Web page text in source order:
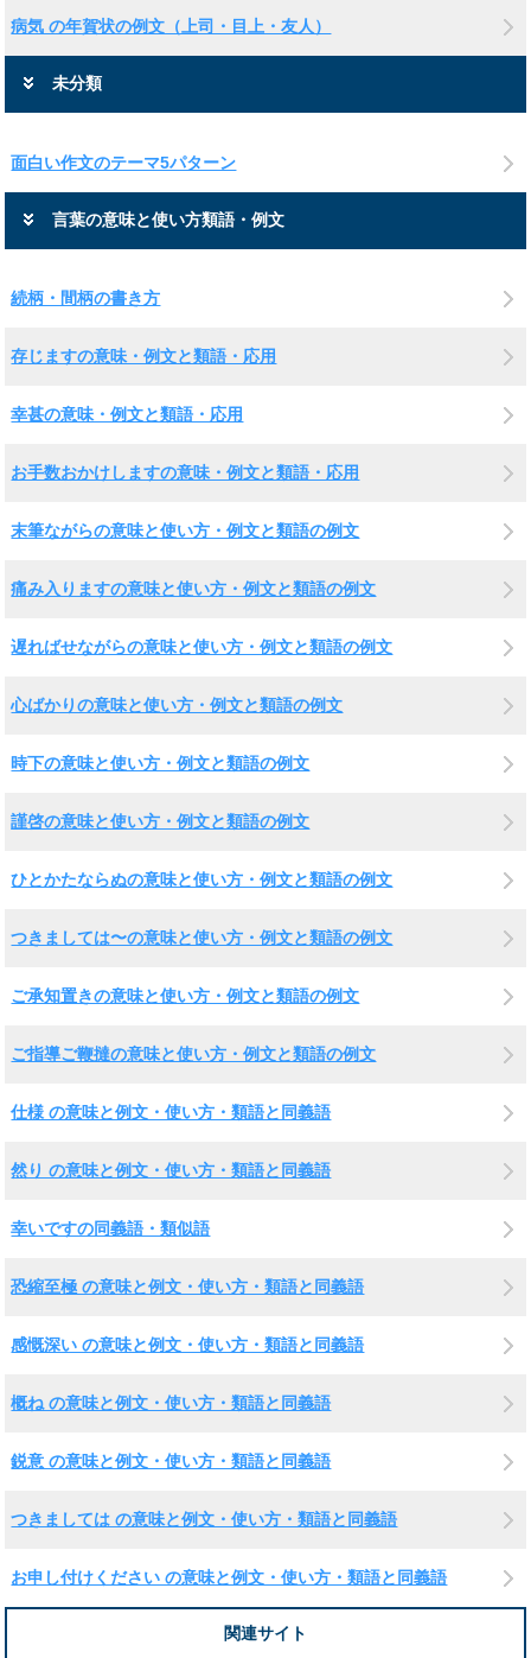
病気 の年賀状の例文（上司・目上・友人）
未分類
面白い作文のテーマ5パターン
言葉の意味と使い方類語・例文
続柄・間柄の書き方
存じますの意味・例文と類語・応用
幸甚の意味・例文と類語・応用
お手数おかけしますの意味・例文と類語・応用
末筆ながらの意味と使い方・例文と類語の例文
痛み入りますの意味と使い方・例文と類語の例文
遅ればせながらの意味と使い方・例文と類語の例文
心ばかりの意味と使い方・例文と類語の例文
時下の意味と使い方・例文と類語の例文
謹啓の意味と使い方・例文と類語の例文
ひとかたならぬの意味と使い方・例文と類語の例文
つきましては〜の意味と使い方・例文と類語の例文
ご承知置きの意味と使い方・例文と類語の例文
ご指導ご鞭撻の意味と使い方・例文と類語の例文
仕様 の意味と例文・使い方・類語と同義語
然り の意味と例文・使い方・類語と同義語
幸いですの同義語・類似語
恐縮至極 の意味と例文・使い方・類語と同義語
感慨深い の意味と例文・使い方・類語と同義語
概ね の意味と例文・使い方・類語と同義語
鋭意 の意味と例文・使い方・類語と同義語
つきましては の意味と例文・使い方・類語と同義語
お申し付けください の意味と例文・使い方・類語と同義語
関連サイト